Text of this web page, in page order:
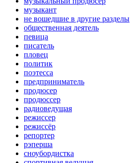
музыкант
не вошедшие в другие разделы
общественная деятель
певица
писатель
пловец
политик
поэтесса
предприниматель
продюсер
продюссер
радиоведущая
режиссер
режиссёр
репортер
рэперша
сноубордистка